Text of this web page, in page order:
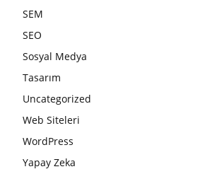
SEM
SEO
Sosyal Medya
Tasarım
Uncategorized
Web Siteleri
WordPress
Yapay Zeka